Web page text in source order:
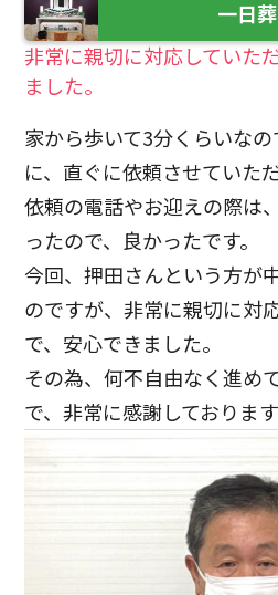
一日葬
非常に親切に対応していた
ました。
家から歩いて3分くらいな
に、直ぐに依頼させていた
依頼の電話やお迎えの際は
ったので、良かったです。
今回、押田さんという方が
のですが、非常に親切に対
で、安心できました。
その為、何不自由なく進め
で、非常に感謝しております